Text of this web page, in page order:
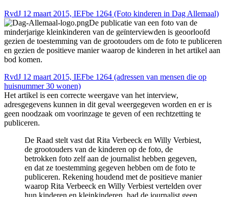
RvdJ 12 maart 2015, IEFbe 1264 (Foto kinderen in Dag Allemaal)
De publicatie van een foto van de
minderjarige kleinkinderen van de geïnterviewden is geoorloofd
gezien de toestemming van de grootouders om de foto te publiceren
en gezien de positieve manier waarop de kinderen in het artikel aan
bod komen.
RvdJ 12 maart 2015, IEFbe 1264 (adressen van mensen die op
huisnummer 30 wonen)
Het artikel is een correcte weergave van het interview,
adresgegevens kunnen in dit geval weergegeven worden en er is
geen noodzaak om voorinzage te geven of een rechtzetting te
publiceren.
De Raad stelt vast dat Rita Verbeeck en Willy Verbiest,
de grootouders van de kinderen op de foto, de
betrokken foto zelf aan de journalist hebben gegeven,
en dat ze toestemming gegeven hebben om de foto te
publiceren. Rekening houdend met de positieve manier
waarop Rita Verbeeck en Willy Verbiest vertelden over
hun kinderen en kleinkinderen, had de journalist geen